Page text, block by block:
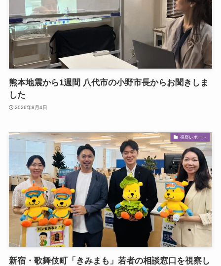
熊本地震から1週間 八代市の小野市長からお聞きしま
した
2026年8月4日
視察レポート
新宿・歌舞伎町「きみまも」若者の相談窓口を視察し